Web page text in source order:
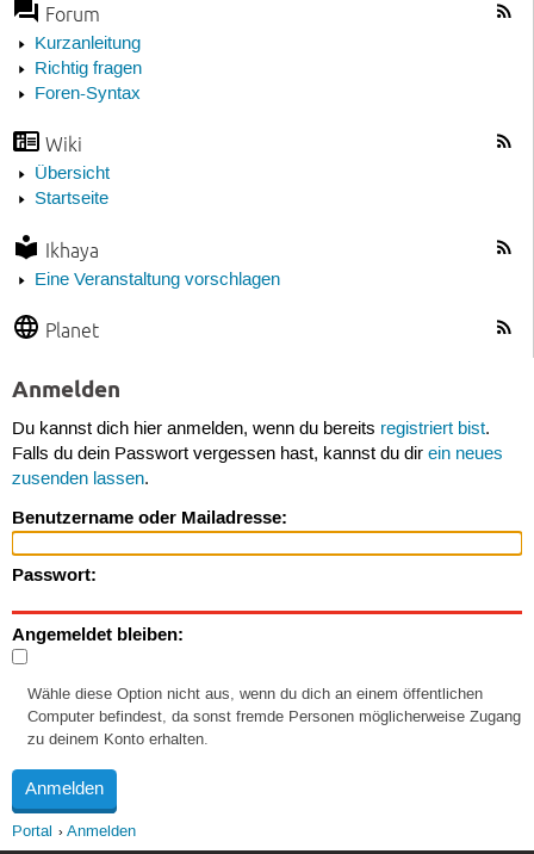
Forum
Kurzanleitung
Richtig fragen
Foren-Syntax
Wiki
Übersicht
Startseite
Ikhaya
Eine Veranstaltung vorschlagen
Planet
Anmelden
Du kannst dich hier anmelden, wenn du bereits registriert bist.
Falls du dein Passwort vergessen hast, kannst du dir ein neues
zusenden lassen.
Benutzername oder Mailadresse:
Passwort:
Angemeldet bleiben:
Wähle diese Option nicht aus, wenn du dich an einem öffentlichen
Computer befindest, da sonst fremde Personen möglicherweise Zugang
zu deinem Konto erhalten.
Portal Anmelden